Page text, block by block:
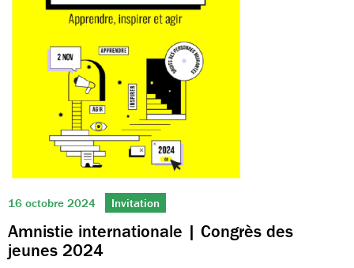
16 octobre 2024 Invitation
Amnistie internationale | Congrès des
jeunes 2024